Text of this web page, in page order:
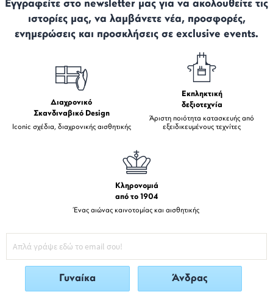
Εγγραφείτε στο newsletter μας για να ακολουθείτε τις
ιστορίες μας, να λαμβάνετε νέα, προσφορές,
ενημερώσεις και προσκλήσεις σε exclusive events.
Διαχρονικό
Σκανδιναβικό Design
Iconic σχέδια, διαχρονικής αισθητικής
Εκπληκτική
δεξιοτεχνία
Άριστη ποιότητα κατασκευής από
εξειδικευμένους τεχνίτες
Κληρονομιά
από το 1904
Ένας αιώνας καινοτομίας και αισθητικής
Γυναίκα Άνδρας